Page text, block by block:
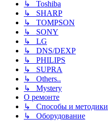
↳ Toshiba
↳ SHARP
↳ TOMPSON
↳ SONY
↳ LG
↳ DNS/DEXP
↳ PHILIPS
↳ SUPRA
↳ Others..
↳ Mystery
О ремонте
↳ Способы и методики
↳ Оборудование